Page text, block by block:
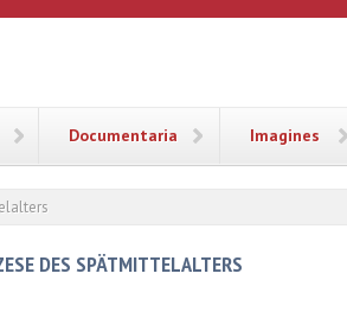
Documentaria Imagines
DES SPÄTMITTELALTERS